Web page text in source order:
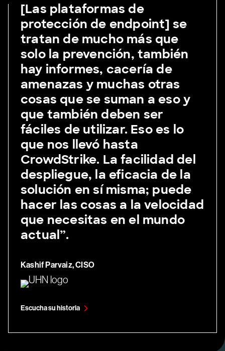
[Las plataformas de
protección de endpoint] se
tratan de mucho más que
solo la prevención, también
hay informes, cacería de
amenazas y muchas otras
cosas que se suman a eso y
que también deben ser
fáciles de utilizar. Eso es lo
que nos llevó hasta
CrowdStrike. La facilidad del
despliegue, la eficacia de la
solución en sí misma; puede
hacer las cosas a la velocidad
que necesitas en el mundo
actual”.
Kashif Parvaiz, CISO
Escucha su historia